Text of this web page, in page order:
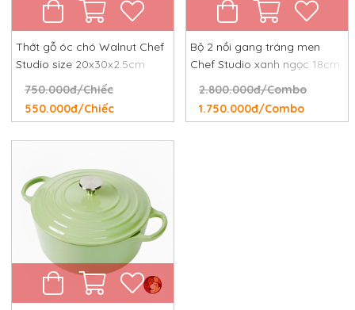
Thớt gỗ óc chó Walnut Chef
Studio size 20x30x2.5cm
750.000đ/Chiếc
550.000đ/Chiếc
Bộ 2 nồi gang tráng men
Chef Studio xanh ngọc 18cm
2.800.000đ/Combo
1.750.000đ/Combo